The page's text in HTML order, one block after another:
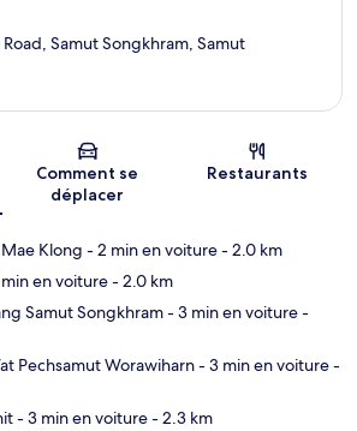
Samut Songkhram, Samut
Comment se
déplacer
Restaurants
Klong - 2 min en voiture- 2.0 km
en voiture- 2.0 km
Samut Songkhram- 3 min en voiture-
Pechsamut Worawiharn- 3 min en voiture-
- 3 min en voiture- 2.3 km